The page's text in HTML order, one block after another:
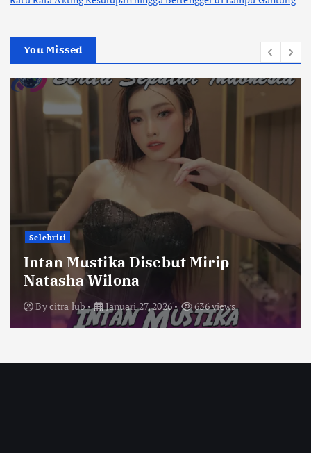
You Missed
Selebriti
Intan Mustika Disebut Mirip
Natasha Wilona
Bycitra lub Januari 27, 2026 636 views